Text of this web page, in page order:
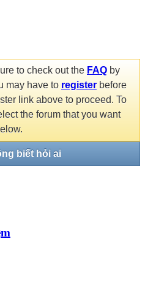
to check out the FAQ by
may have to register before
link above to proceed. To
the forum that you want
biết hỏi ai